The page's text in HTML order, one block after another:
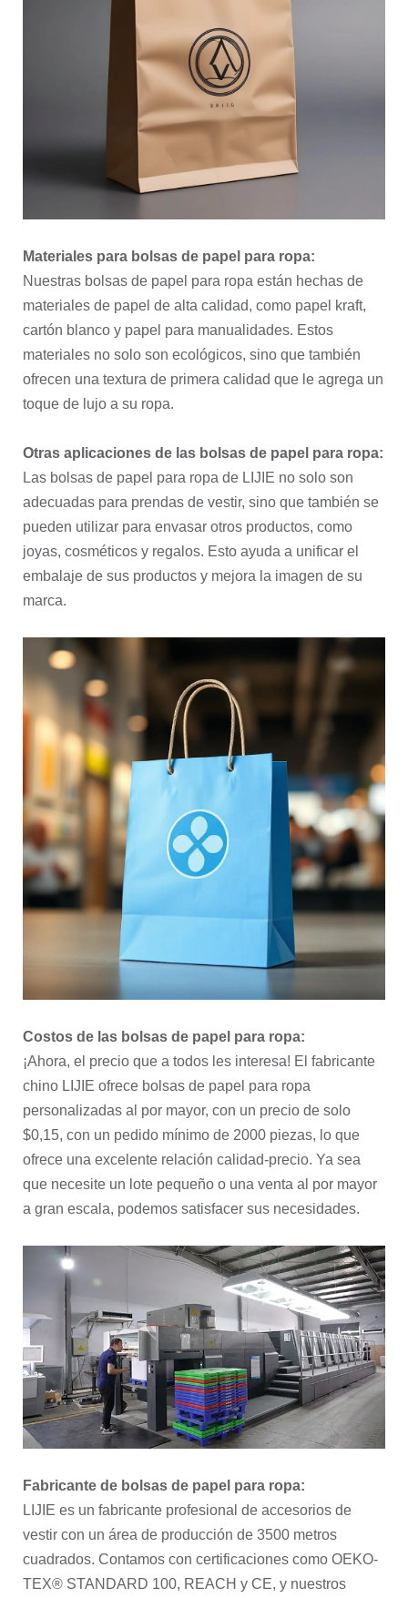
Materiales para bolsas de papel para ropa:
Nuestras bolsas de papel para ropa están hechas de
materiales de papel de alta calidad, como papel kraft,
cartón blanco y papel para manualidades. Estos
materiales no solo son ecológicos, sino que también
ofrecen una textura de primera calidad que le agrega un
toque de lujo a su ropa.
Otras aplicaciones de las bolsas de papel para ropa:
Las bolsas de papel para ropa de LIJIE no solo son
adecuadas para prendas de vestir, sino que también se
pueden utilizar para envasar otros productos, como
joyas, cosméticos y regalos. Esto ayuda a unificar el
embalaje de sus productos y mejora la imagen de su
marca.
Costos de las bolsas de papel para ropa:
¡Ahora, el precio que a todos les interesa! El fabricante
chino LIJIE ofrece bolsas de papel para ropa
personalizadas al por mayor, con un precio de solo
$0,15, con un pedido mínimo de 2000 piezas, lo que
ofrece una excelente relación calidad-precio. Ya sea
que necesite un lote pequeño o una venta al por mayor
a gran escala, podemos satisfacer sus necesidades.
Fabricante de bolsas de papel para ropa:
LIJIE es un fabricante profesional de accesorios de
vestir con un área de producción de 3500 metros
cuadrados. Contamos con certificaciones como OEKO-
TEX® STANDARD 100, REACH y CE, y nuestros